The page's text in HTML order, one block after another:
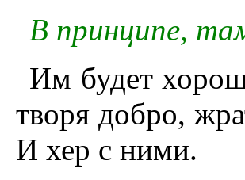
В принципе,
Им будет
творя добро,
И хер с ними.